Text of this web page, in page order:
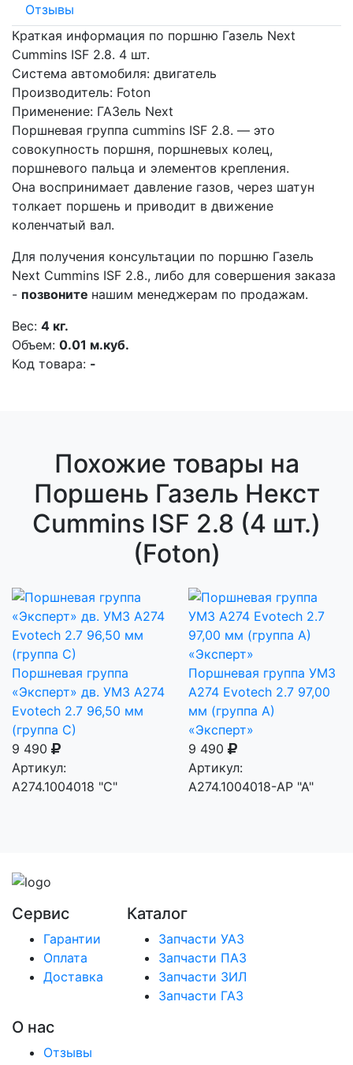
Отзывы
Краткая информация по поршню Газель Next
Cummins ISF 2.8. 4 шт.
Система автомобиля: двигатель
Производитель: Foton
Применение: ГАЗель Next
Поршневая группа cummins ISF 2.8. — это
совокупность поршня, поршневых колец,
поршневого пальца и элементов крепления.
Она воспринимает давление газов, через шатун
толкает поршень и приводит в движение
коленчатый вал.
Для получения консультации по поршню Газель
Next Cummins ISF 2.8., либо для совершения заказа
- позвоните нашим менеджерам по продажам.
Вес: 4 кг.
Объем: 0.01 м.куб.
Код товара: -
Похожие товары на
Поршень Газель Некст
Cummins ISF 2.8 (4 шт.)
(Foton)
Поршневая группа
«Эксперт» дв. УМЗ А274
Evotech 2.7 96,50 мм
(группа С)
9 490
Артикул:
А274.1004018 "С"
Поршневая группа УМЗ
А274 Evotech 2.7 97,00
мм (группа А)
«Эксперт»
9 490
Артикул:
А274.1004018-АР "А"
Сервис
Гарантии
Оплата
Доставка
Каталог
Запчасти УАЗ
Запчасти ПАЗ
Запчасти ЗИЛ
Запчасти ГАЗ
О нас
Отзывы